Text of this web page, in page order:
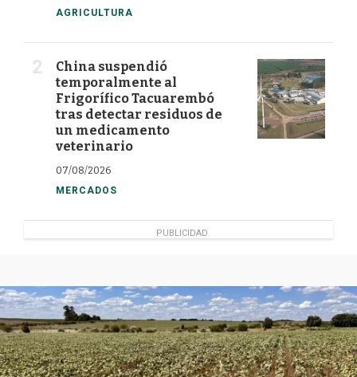
AGRICULTURA
China suspendió
temporalmente al
Frigorífico Tacuarembó
tras detectar residuos de
un medicamento
veterinario
07/08/2026
MERCADOS
PUBLICIDAD